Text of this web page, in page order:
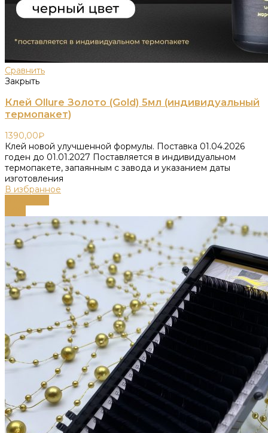
Сравнить
Закрыть
Клей Ollure Золото (Gold) 5мл (индивидуальный
термопакет)
1390,00₽
Клей новой улучшенной формулы. Поставка 01.04.2026
годен до 01.01.2027 Поставляется в индивидуальном
термопакете, запаянным с завода и указанием даты
изготовления
В избранное